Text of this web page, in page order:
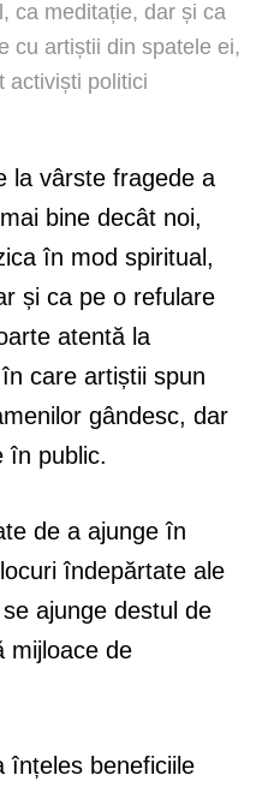
ca meditație, dar și ca
cu artiștii din spatele ei,
activiști politici
la vârste fragede a
bine decât noi,
în mod spiritual,
și ca pe o refulare
atentă la
care artiștii spun
gândesc, dar
în public.
de a ajunge în
îndepărtate ale
ajunge destul de
mijloace de
înțeles beneficiile